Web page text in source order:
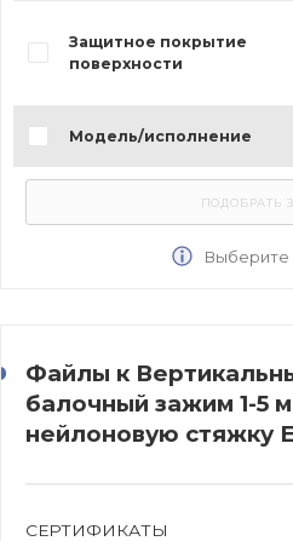
Защитное покрытие
поверхности
Модель/исполнение
Выберите
Файлы к
балочный зажим 1-5
нейлоновую стяжку
СЕРТИФИКАТЫ